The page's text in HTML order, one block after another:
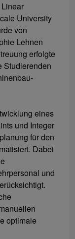
University
von
Lehnen
erfolgte
Studierenden
eines
und Integer
für den
Dabei
und
optimale